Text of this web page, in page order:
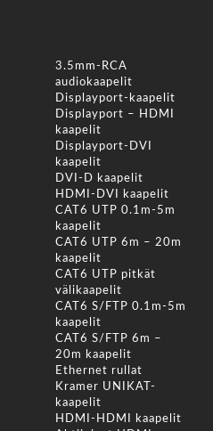
3.5mm-RCA
audiokaapelit
Displayport-kaapelit
Displayport – HDMI
kaapelit
Displayport-DVI
kaapelit
DVI-D kaapelit
HDMI-DVI kaapelit
CAT6 UTP 0.1m-5m
kaapelit
CAT6 UTP 6m – 20m
kaapelit
CAT6 UTP pitkät
välikaapelit
CAT6 S/FTP 0.1m-5m
kaapelit
CAT6 S/FTP 6m –
20m kaapelit
Ethernet rullat
Kramer UNIKAT-
kaapelit
HDMI-HDMI kaapelit